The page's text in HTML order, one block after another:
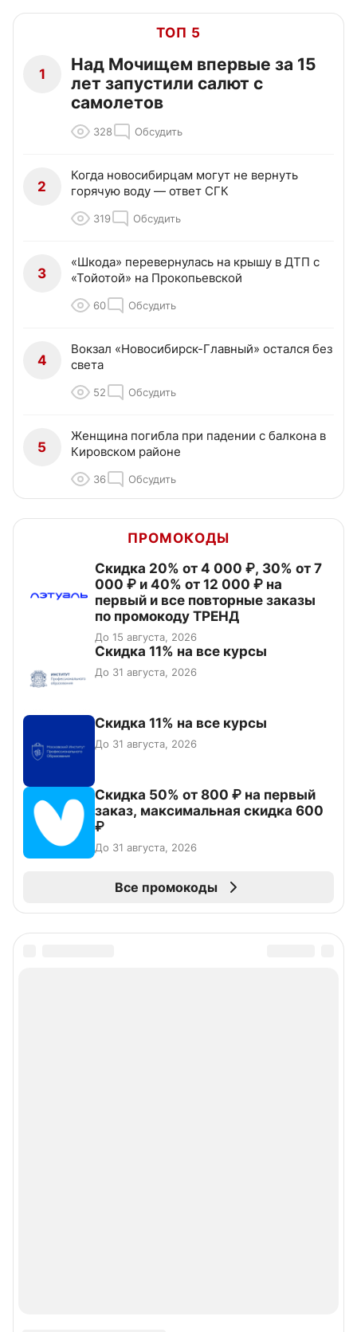
ТОП 5
1
Над Мочищем впервые за 15
лет запустили салют с
самолетов
328 Обсудить
2
Когда новосибирцам могут не вернуть
горячую воду — ответ СГК
319 Обсудить
3
«Шкода» перевернулась на крышу в ДТП с
«Тойотой» на Прокопьевской
60 Обсудить
4
Вокзал «Новосибирск-Главный» остался без
света
52 Обсудить
5
Женщина погибла при падении с балкона в
Кировском районе
36 Обсудить
ПРОМОКОДЫ
Скидка 20% от 4 000 ₽, 30% от 7
000 ₽ и 40% от 12 000 ₽ на
первый и все повторные заказы
по промокоду ТРЕНД
До 15 августа, 2026
Скидка 11% на все курсы
До 31 августа, 2026
Скидка 11% на все курсы
До 31 августа, 2026
Скидка 50% от 800 ₽ на первый
заказ, максимальная скидка 600
₽
До 31 августа, 2026
Все промокоды